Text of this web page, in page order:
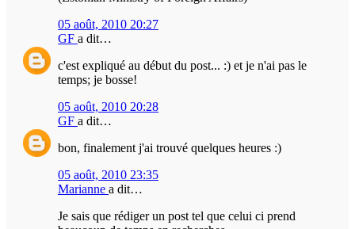
05 août, 2010 20:27
GF a dit…
c'est expliqué au début du post... :) et je n'ai pas le
temps; je bosse!
05 août, 2010 20:28
GF a dit…
bon, finalement j'ai trouvé quelques heures :)
05 août, 2010 23:35
Marianne a dit…
Je sais que rédiger un post tel que celui ci prend